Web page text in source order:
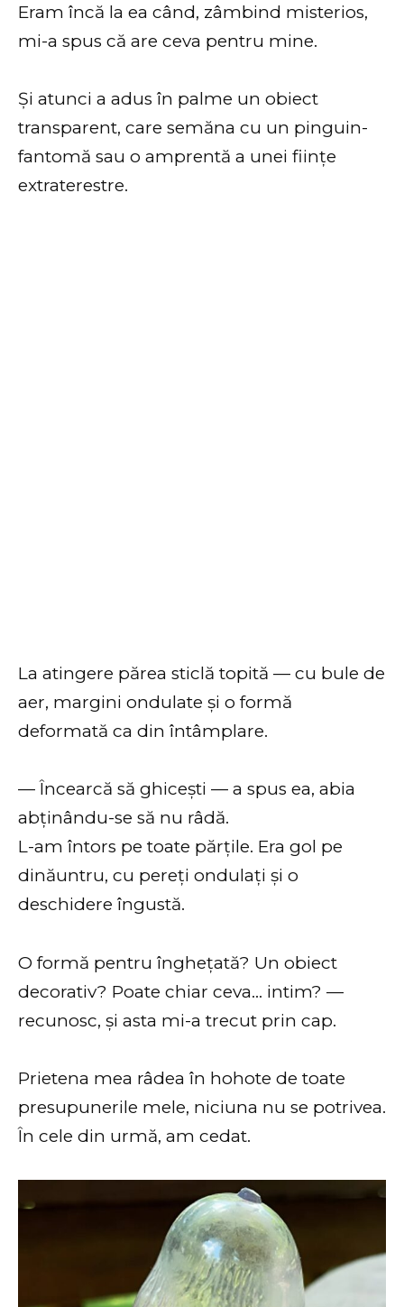
Eram încă la ea când, zâmbind misterios,
mi-a spus că are ceva pentru mine.
Și atunci a adus în palme un obiect
transparent, care semăna cu un pinguin-
fantomă sau o amprentă a unei ființe
extraterestre.
La atingere părea sticlă topită — cu bule de
aer, margini ondulate și o formă
deformată ca din întâmplare.
— Încearcă să ghicești — a spus ea, abia
abținându-se să nu râdă.
L-am întors pe toate părțile. Era gol pe
dinăuntru, cu pereți ondulați și o
deschidere îngustă.
O formă pentru înghețată? Un obiect
decorativ? Poate chiar ceva… intim? —
recunosc, și asta mi-a trecut prin cap.
Prietena mea râdea în hohote de toate
presupunerile mele, niciuna nu se potrivea.
În cele din urmă, am cedat.